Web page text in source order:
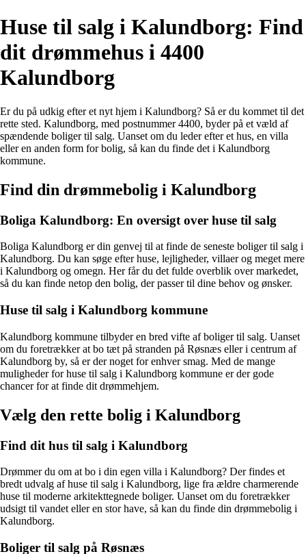
Huse til salg i Kalundborg: Find
dit drømmehus i 4400
Kalundborg
Er du på udkig efter et nyt hjem i Kalundborg? Så er du kommet til det
rette sted. Kalundborg, med postnummer 4400, byder på et væld af
spændende boliger til salg. Uanset om du leder efter et hus, en villa
eller en anden form for bolig, så kan du finde det i Kalundborg
kommune.
Find din drømmebolig i Kalundborg
Boliga Kalundborg: En oversigt over huse til salg
Boliga Kalundborg er din genvej til at finde de seneste boliger til salg i
Kalundborg. Du kan søge efter huse, lejligheder, villaer og meget mere
i Kalundborg og omegn. Her får du det fulde overblik over markedet,
så du kan finde netop den bolig, der passer til dine behov og ønsker.
Huse til salg i Kalundborg kommune
Kalundborg kommune tilbyder en bred vifte af boliger til salg. Uanset
om du foretrækker at bo tæt på stranden på Røsnæs eller i centrum af
Kalundborg by, så er der noget for enhver smag. Med de mange
muligheder for huse til salg i Kalundborg kommune er der gode
chancer for at finde dit drømmehjem.
Vælg den rette bolig i Kalundborg
Find dit hus til salg i Kalundborg
Drømmer du om at bo i din egen villa i Kalundborg? Der findes et
bredt udvalg af huse til salg i Kalundborg, lige fra ældre charmerende
huse til moderne arkitekttegnede boliger. Uanset om du foretrækker
udsigt til vandet eller en stor have, så kan du finde din drømmebolig i
Kalundborg.
Boliger til salg på Røsnæs